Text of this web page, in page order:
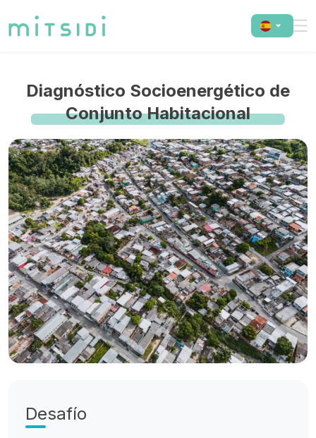
Diagnóstico Socioenergético de
Conjunto Habitacional
Desafío